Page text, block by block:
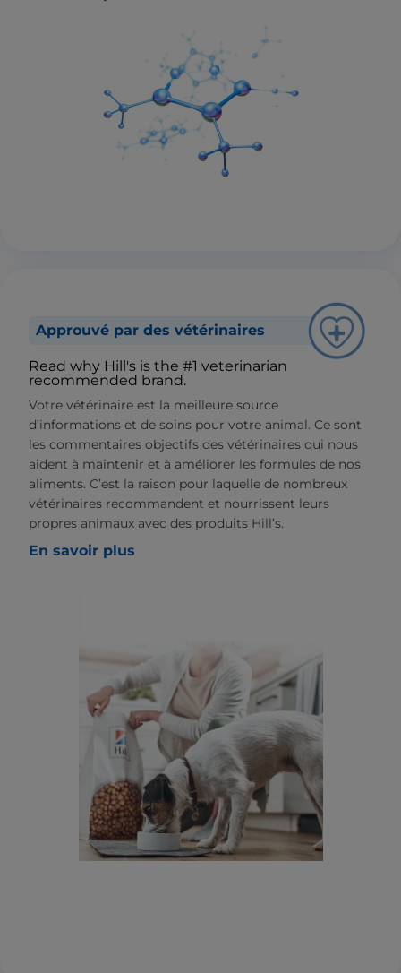
Approuvé par des vétérinaires
Read why Hill's is the #1 veterinarian
recommended brand.
Votre vétérinaire est la meilleure source
d’informations et de soins pour votre animal. Ce sont
les commentaires objectifs des vétérinaires qui nous
aident à maintenir et à améliorer les formules de nos
aliments. C’est la raison pour laquelle de nombreux
vétérinaires recommandent et nourrissent leurs
propres animaux avec des produits Hill’s.
En savoir plus